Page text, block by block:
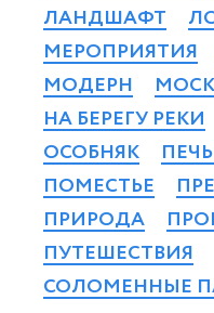
ЛАНДШАФТ
МЕРОПРИЯТИЯ
МОДЕРН
НА БЕРЕГУ РЕКИ
ОСОБНЯК
ПОМЕСТЬЕ
ПРИРОДА
ПУТЕШЕСТВИЯ
СОЛОМЕННЫЕ